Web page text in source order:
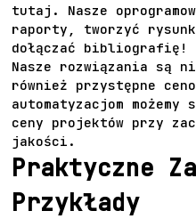
tutaj . Nasze
raporty, tworzyć
dołączać bibliografię!
Nasze rozwiązania są
również przystępne
automatyzacjom
ceny projektów przy
jakości.
Praktyczne
Przykłady